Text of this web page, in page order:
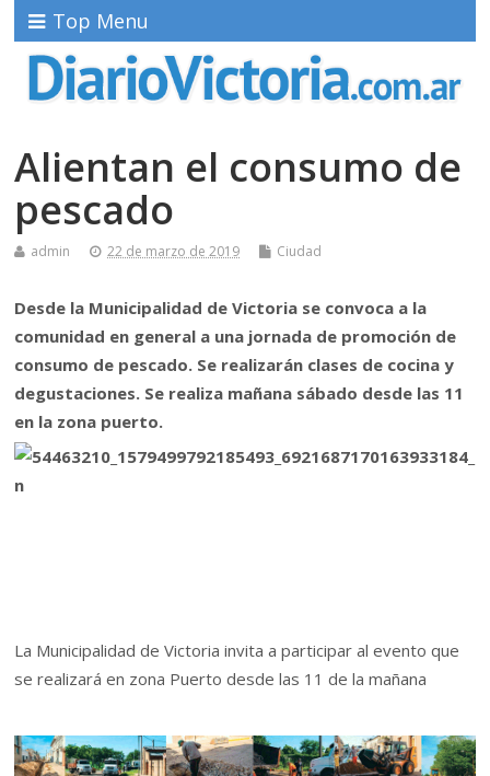
Top Menu
Alientan el consumo de
pescado
admin 22 de marzo de 2019 Ciudad
Desde la Municipalidad de Victoria se convoca a la
comunidad en general a una jornada de promoción de
consumo de pescado. Se realizarán clases de cocina y
degustaciones. Se realiza mañana sábado desde las 11
en la zona puerto.
La Municipalidad de Victoria invita a participar al evento que
se realizará en zona Puerto desde las 11 de la mañana